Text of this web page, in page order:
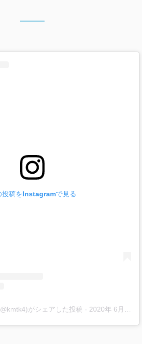
投稿をInstagramで見る
がシェアした投稿 - 2020年 6月月5日午後5時03分PDT